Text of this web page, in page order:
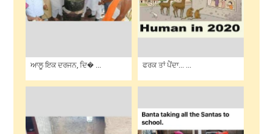
ਆਲੂ ਇਕ ਦਰਜਨ, ਦਿ� ... ਫਰਕ ਤਾਂ ਪੈਂਦਾ... ...